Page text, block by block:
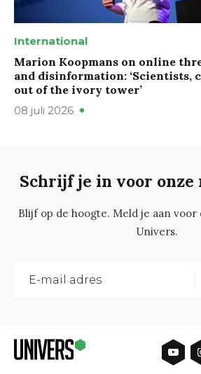
International
Marion Koopmans on online
and disinformation: ‘Scientists,
out of the ivory tower’
08 juli 2026
Schrijf je in voor
Blijf op de hoogte. Meld je aan
Univers.